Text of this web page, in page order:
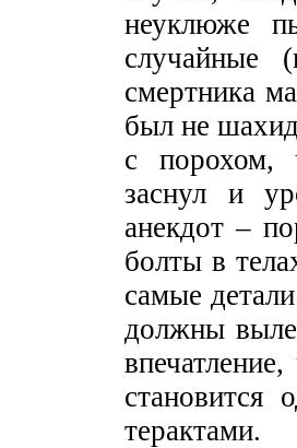
неуклюже
случайные
смертника
был не
с порохом,
заснул и
анекдот –
болты в
самые
должны
терактами.